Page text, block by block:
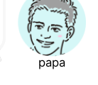
papa